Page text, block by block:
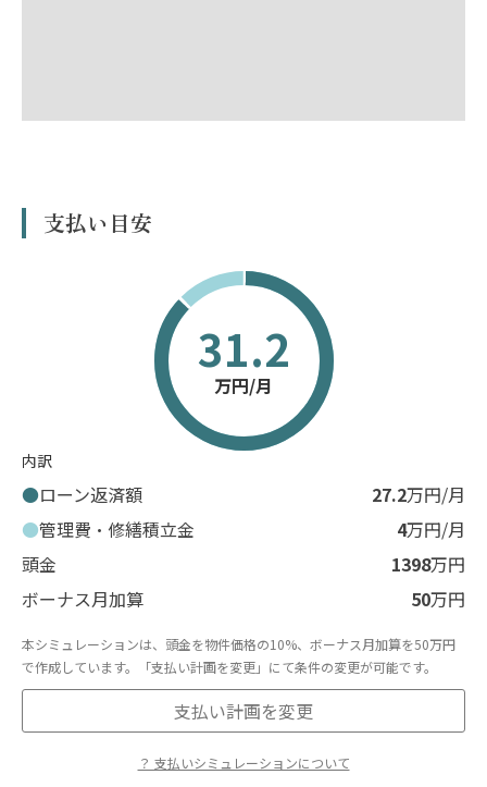
支払い目安
31.2
万円/月
内訳
ローン返済額 27.2万円/月
管理費・修繕積立金
4万円/月
頭金
1398万円
ボーナス月加算
50万円
本シミュレーションは、頭金を物件価格の10%、ボーナス月加算を50万円
で作成しています。「支払い計画を変更」にて条件の変更が可能です。
支払い計画を変更
？ 支払いシミュレーションについて